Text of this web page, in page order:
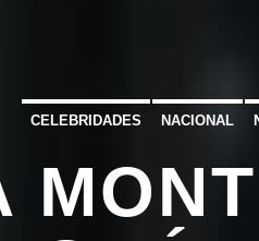
CELEBRIDADES NACIONAL